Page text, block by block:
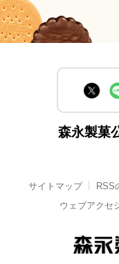
森永製菓
サイトマップ RSS
ウェブアクセ